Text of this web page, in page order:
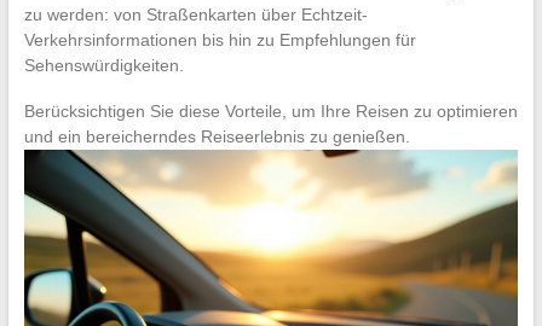
zu werden: von Straßenkarten über Echtzeit-
Verkehrsinformationen bis hin zu Empfehlungen für
Sehenswürdigkeiten.
Berücksichtigen Sie diese Vorteile, um Ihre Reisen zu optimieren
und ein bereicherndes Reiseerlebnis zu genießen.